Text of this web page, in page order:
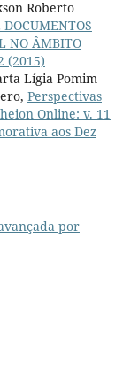
Roberto
NO ÂMBITO
(2015)
Lígia Pomim
Perspectivas
Online: v. 11
aos Dez
por